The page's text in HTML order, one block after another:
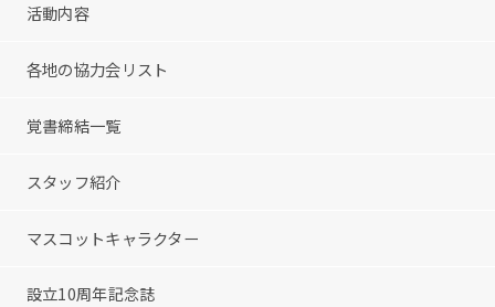
活動内容
各地の協力会リスト
覚書締結一覧
スタッフ紹介
マスコットキャラクター
設立10周年記念誌